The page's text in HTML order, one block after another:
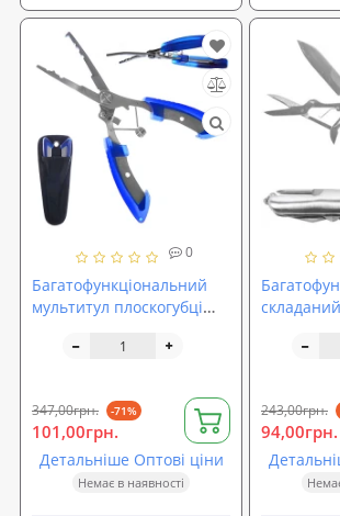
0
Багатофункціональний
мультитул плоскогубці
347,00грн. -71%
101,00грн.
Детальніше Оптові ціни
Немає в наявності
(R87539/
243,00грн.
94,00грн.